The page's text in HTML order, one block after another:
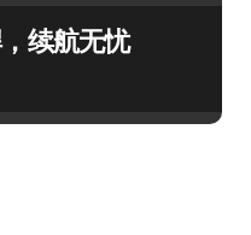
续航无忧